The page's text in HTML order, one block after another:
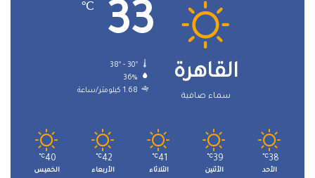
القاهرة
سماء صافية
33
℃
38º - 30º
36%
1.68 كيلومتر/ساعة
38
℃
الأحد
39
℃
الأثنين
41
℃
الثلاثاء
42
℃
الأربعاء
40
℃
الخميس